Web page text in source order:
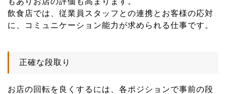
飲食店では、従業員スタッフとの連携とお客様の応対
に、コミュニケーション能力が求められる仕事です。
正確な段取り
お店の回転を良くするには、各ポジションで事前の段